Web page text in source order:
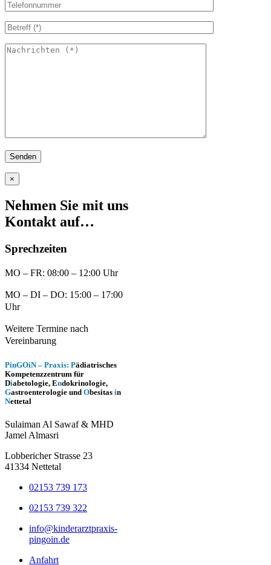
×
Nehmen Sie mit uns
Kontakt auf…
Sprechzeiten
MO – FR: 08:00 – 12:00 Uhr
MO – DI – DO: 15:00 – 17:00
Uhr
Weitere Termine nach
Vereinbarung
PinGOiN – Praxis: Pädiatrisches
Kompetenzzentrum für
Diabetologie, Endokrinologie,
Gastroenterologie und Obesitas in
Nettetal
Sulaiman Al Sawaf & MHD
Jamel Almasri
Lobbericher Strasse 23
41334 Nettetal
02153 739 173
02153 739 322
info@kinderarztpraxis-
pingoin.de
Anfahrt